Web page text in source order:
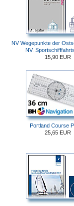
NV Wegepunkte der
NV.
15,90 EUR
Portland Course
25,65 EUR